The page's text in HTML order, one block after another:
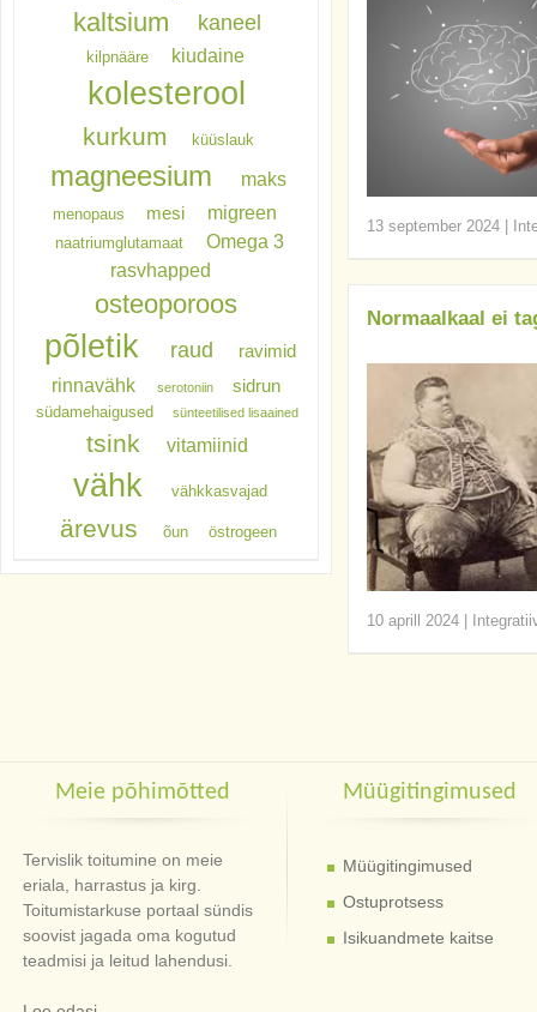
13 september 2024
Normaalkaal ei
10 aprill 2024
kaltsium kaneel
kilpnääre kiudaine
kolesterool
kurkum küüslauk
magneesium maks
menopaus mesi migreen
naatriumglutamaat
Omega 3
rasvhapped
osteoporoos
põletik raud ravimid
rinnavähk serotoniin sidrun
südamehaigused sünteetilised lisaained
tsink vitamiinid
vähk vähkkasvajad
ärevus õun östrogeen
Meie põhimõtted
Tervislik toitumine on meie
eriala, harrastus ja kirg.
Toitumistarkuse portaal sündis
soovist jagada oma kogutud
teadmisi ja leitud lahendusi.
Müügitingimused
Müügitingimused
Ostuprotsess
Isikuandmete kaitse